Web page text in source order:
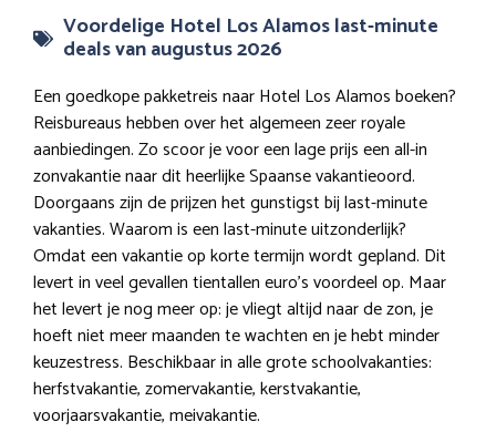
Voordelige Hotel Los Alamos last-minute
deals van augustus 2026
Een goedkope pakketreis naar Hotel Los Alamos boeken?
Reisbureaus hebben over het algemeen zeer royale
aanbiedingen. Zo scoor je voor een lage prijs een all-in
zonvakantie naar dit heerlijke Spaanse vakantieoord.
Doorgaans zijn de prijzen het gunstigst bij last-minute
vakanties. Waarom is een last-minute uitzonderlijk?
Omdat een vakantie op korte termijn wordt gepland. Dit
levert in veel gevallen tientallen euro’s voordeel op. Maar
het levert je nog meer op: je vliegt altijd naar de zon, je
hoeft niet meer maanden te wachten en je hebt minder
keuzestress. Beschikbaar in alle grote schoolvakanties:
herfstvakantie, zomervakantie, kerstvakantie,
voorjaarsvakantie, meivakantie.